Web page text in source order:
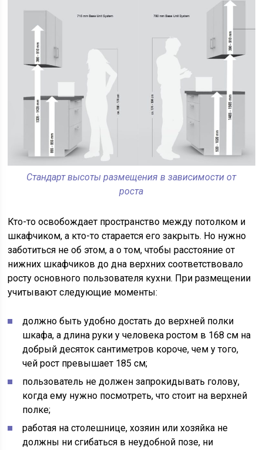
Стандарт высоты размещения в зависимости от
роста
Кто-то освобождает пространство между потолком и
шкафчиком, а кто-то старается его закрыть. Но нужно
заботиться не об этом, а о том, чтобы расстояние от
нижних шкафчиков до дна верхних соответствовало
росту основного пользователя кухни. При размещении
учитывают следующие моменты:
должно быть удобно достать до верхней полки
шкафа, а длина руки у человека ростом в 168 см на
добрый десяток сантиметров короче, чем у того,
чей рост превышает 185 см;
пользователь не должен запрокидывать голову,
когда ему нужно посмотреть, что стоит на верхней
полке;
работая на столешнице, хозяин или хозяйка не
должны ни сгибаться в неудобной позе, ни